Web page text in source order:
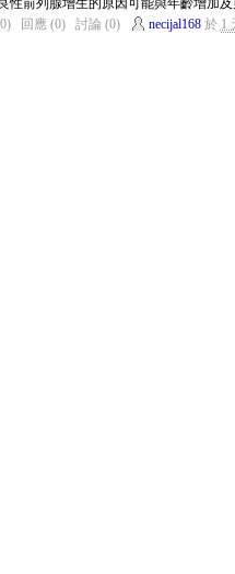
性前列腺增生的原因可能與年齡增加
回應 (0) 討論 (0) necijal168於 1